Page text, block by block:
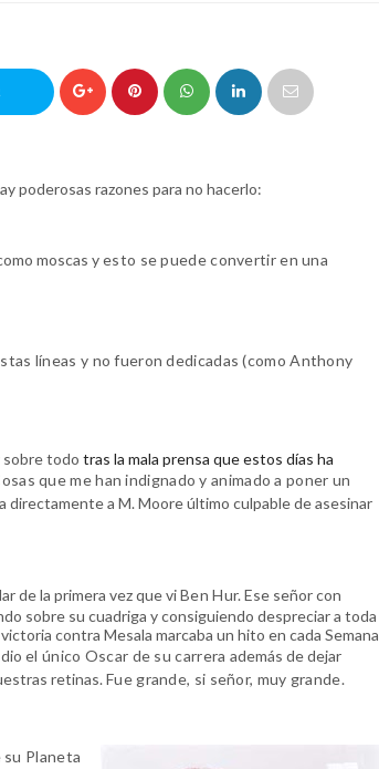
poderosas razones para no hacerlo:
moscas yesto se puede convertir en una
líneas y no fueron dedicadas (como Anthony
sobre todo tras la mala prensa que estos días ha
que me han indignado y animado a poner un
directamente a M. Moore último culpable de asesinar
de la primera vez que viBen Hur.Ese señor con
sobre su cuadriga y consiguiendo despreciar a toda
contra Mesala marcaba un hito en cada Semana
el único Oscar de su carrera además de dejar
retinas.Fue grande, si señor, muy grande.
su Planeta